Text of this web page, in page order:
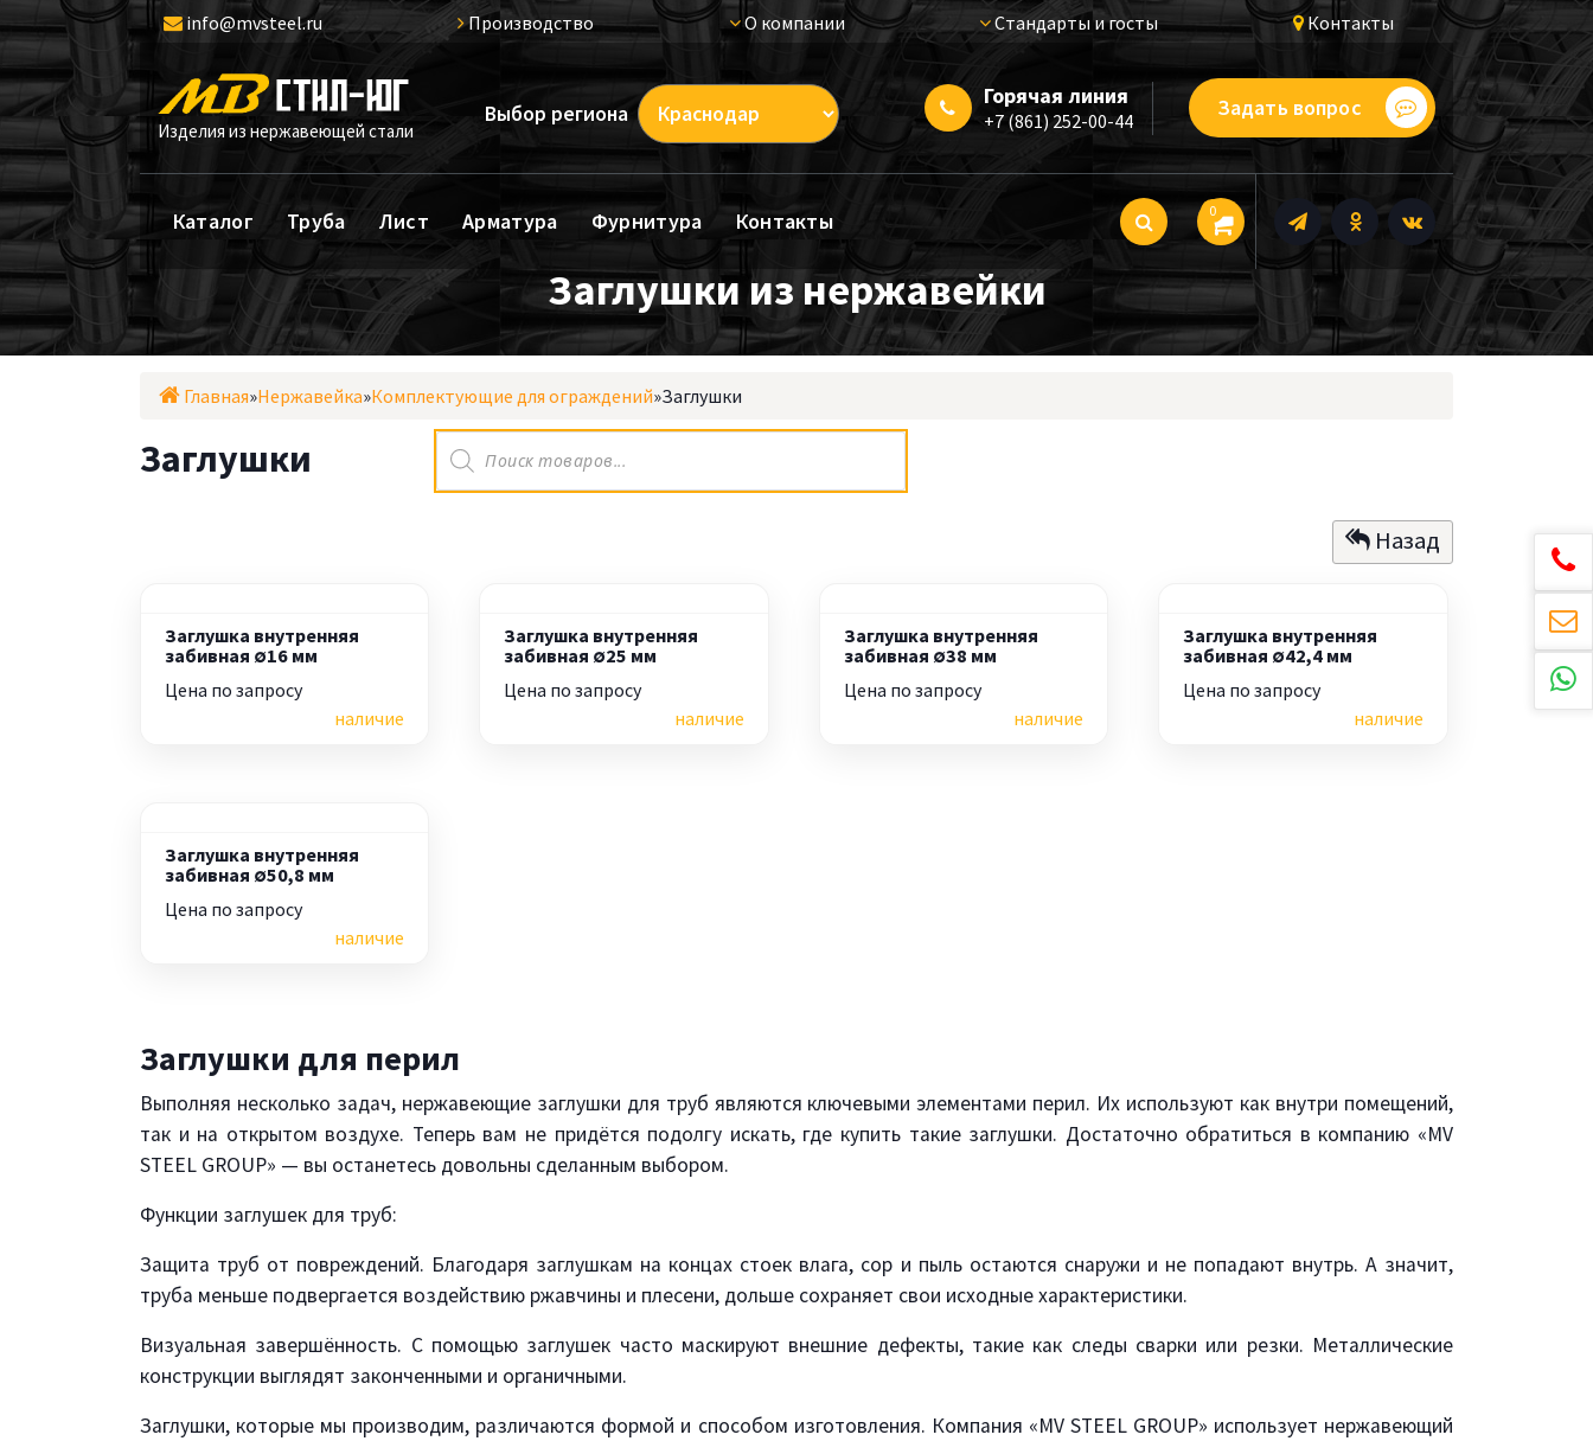
Перейти
к
содержимому
info@mvsteel.ru Производство О компании Стандарты и госты Контакты
Изделия из нержавеющей стали
Горячая линия
+7 (861) 252-00-44 Задать вопрос
Выбор региона
Каталог Труба Лист Арматура Фурнитура Контакты 0
Заглушки из нержавейки
Главная»Нержавейка»Комплектующие для ограждений»Заглушки
Заглушки
Поиск
товаров
Назад
Заглушка внутренняя
забивная ∅16 мм
Цена по запросу
наличие
Заглушка внутренняя
забивная ∅25 мм
Цена по запросу
наличие
Заглушка внутренняя
забивная ∅38 мм
Цена по запросу
наличие
Заглушка внутренняя
забивная ∅42,4 мм
Цена по запросу
наличие
Заглушка внутренняя
забивная ∅50,8 мм
Цена по запросу
наличие
Заглушки для перил
Выполняя несколько задач, нержавеющие заглушки для труб являются ключевыми элементами перил. Их используют как внутри помещений,
так и на открытом воздухе. Теперь вам не придётся подолгу искать, где купить такие заглушки. Достаточно обратиться в компанию «MV
STEEL GROUP» — вы останетесь довольны сделанным выбором.
Функции заглушек для труб:
Защита труб от повреждений. Благодаря заглушкам на концах стоек влага, сор и пыль остаются снаружи и не попадают внутрь. А значит,
труба меньше подвергается воздействию ржавчины и плесени, дольше сохраняет свои исходные характеристики.
Визуальная завершённость. С помощью заглушек часто маскируют внешние дефекты, такие как следы сварки или резки. Металлические
конструкции выглядят законченными и органичными.
Заглушки, которые мы производим, различаются формой и способом изготовления. Компания «MV STEEL GROUP» использует нержавеющий